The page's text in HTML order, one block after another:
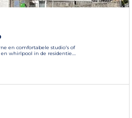
en comfortabele studio's of
whirlpool in de residentie....